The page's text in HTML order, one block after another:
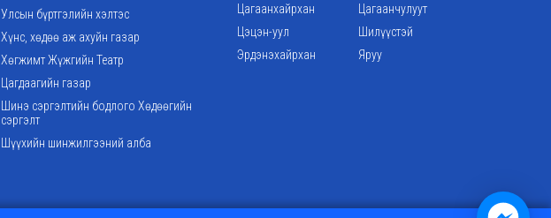
Улсын бүртгэлийн хэлтэс
Хүнс, хөдөө аж ахуйн газар
Хөгжимт Жүжгийн Театр
Цагдаагийн газар
Шинэ сэргэлтийн бодлого Хөдөөгийн
сэргэлт
Шүүхийн шинжилгээний алба
Цагаанхайрхан
Цагаанчулуут
Цэцэн-уул
Шилүүстэй
Эрдэнэхайрхан
Яруу